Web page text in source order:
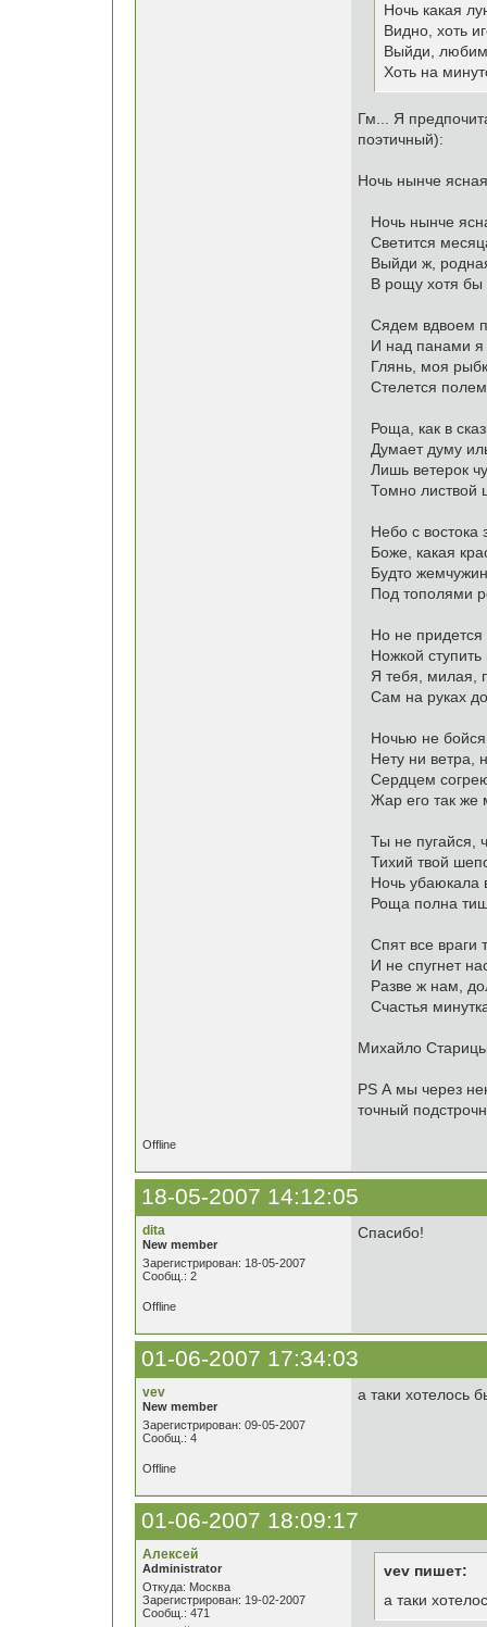
Ночь какая
Видно, хоть
Выйди,
Хоть на
Гм... Я
поэтичный):
Ночь нынче
Ночь нынче
Светится
Выйди ж,
В рощу хотя бы
Сядем вдвоем
И над панами я
Глянь, моя
Стелется
Роща, как в
Думает думу
Лишь ветерок
Томно листвой
Небо с востока
Боже, какая
Будто
Под тополями
Но не придется
Ножкой ступить
Я тебя, милая,
Сам на руках
Ночью не бойся
Нету ни ветра,
Сердцем
Жар его так же
Ты не пугайся,
Тихий твой
Ночь убаюкала
Роща полна
Спят все враги
И не спугнет
Разве ж нам,
Счастья
Михайло
PS А мы через
точный
Offline
18-05-2007 14:12:05
dita
New member
Зарегистрирован: 18-05-2007
Сообщ.: 2
Спасибо!
Offline
01-06-2007 17:34:03
vev
New member
Зарегистрирован: 09-05-2007
Сообщ.: 4
а таки хотелось
Offline
01-06-2007 18:09:17
Алексей
Administrator
Откуда: Москва
Зарегистрирован: 19-02-2007
Сообщ.: 471
vev пишет:
а таки